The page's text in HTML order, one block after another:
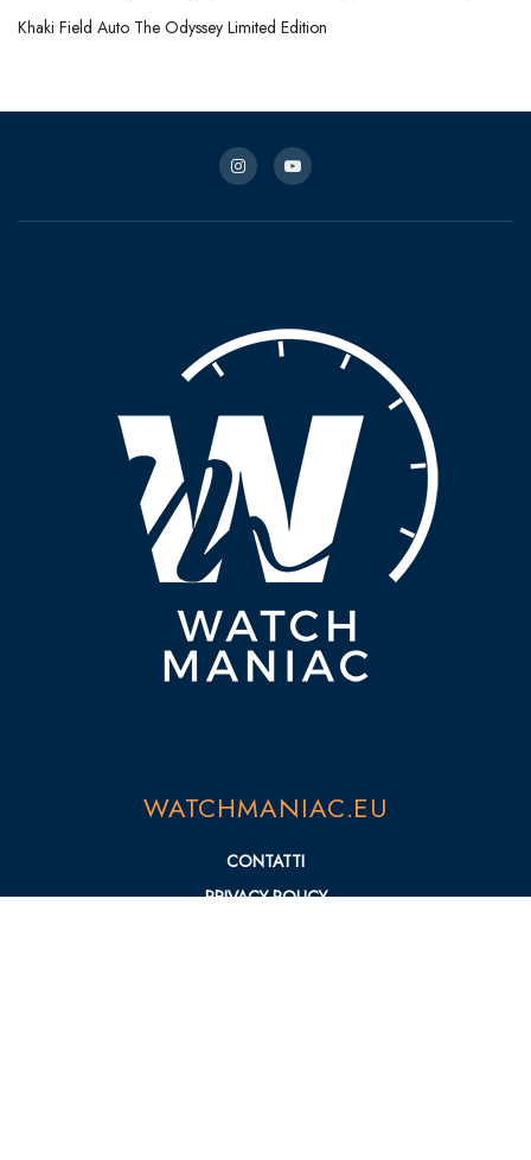
Khaki Field Auto The Odyssey Limited Edition
WATCHMANIAC.EU
CONTATTI
PRIVACY POLICY